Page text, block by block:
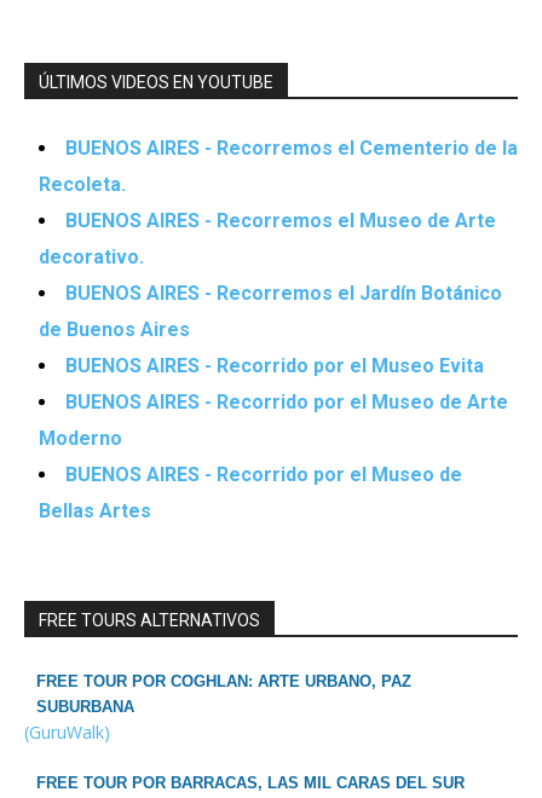
ÚLTIMOS VIDEOS EN YOUTUBE
BUENOS AIRES - Recorremos el Cementerio de la
Recoleta.
BUENOS AIRES - Recorremos el Museo de Arte
decorativo.
BUENOS AIRES - Recorremos el Jardín Botánico
de Buenos Aires
BUENOS AIRES - Recorrido por el Museo Evita
BUENOS AIRES - Recorrido por el Museo de Arte
Moderno
BUENOS AIRES - Recorrido por el Museo de
Bellas Artes
FREE TOURS ALTERNATIVOS
FREE TOUR POR COGHLAN: ARTE URBANO, PAZ
SUBURBANA
(GuruWalk)
FREE TOUR POR BARRACAS, LAS MIL CARAS DEL SUR